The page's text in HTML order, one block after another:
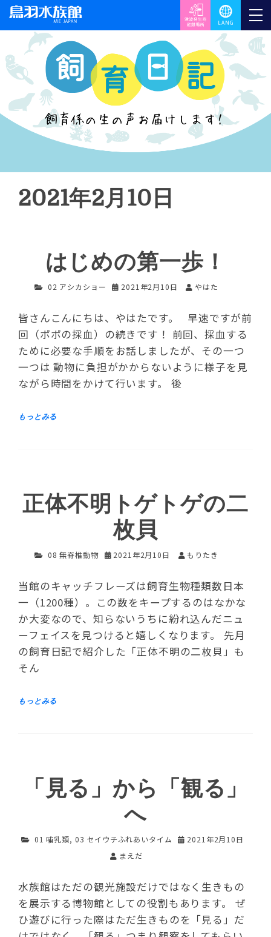
2021年2月10日
はじめの第一歩！
02 アシカショー 2021年2月10日 やはた
皆さんこんにちは、やはたです。 早速ですが前
回（ポポの採血）の続きです！ 前回、採血する
ために必要な手順をお話しましたが、その一つ
一つは 動物に負担がかからないように様子を見
ながら時間をかけて行います。 後
正体不明トゲトゲの二
枚貝
08 無脊椎動物 2021年2月10日 もりたき
当館のキャッチフレーズは飼育生物種類数日本
一（1200種）。この数をキープするのはなかな
か大変なので、知らないうちに紛れ込んだニュ
ーフェイスを見つけると嬉しくなります。 先月
の飼育日記で紹介した「正体不明の二枚貝」も
そん
「見る」から「観る」
へ
01 哺乳類, 03 セイウチふれあいタイム
2021年2月10日
まえだ
水族館はただの観光施設だけではなく生きもの
を展示する博物館としての役割もあります。 ぜ
ひ遊びに行った際はただ生きものを「見る」だ